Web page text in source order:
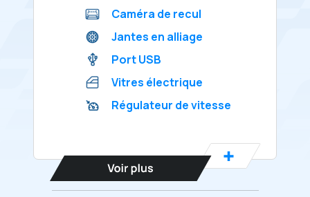
Caméra de recul
Jantes en alliage
Port USB
Vitres électrique
Régulateur de vitesse